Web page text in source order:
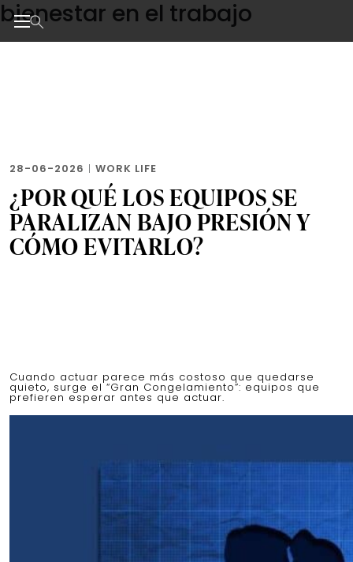
Skip
to
the
bienestar en el trabajo
28-06-2026 | WORK LIFE
¿POR QUÉ LOS EQUIPOS SE
PARALIZAN BAJO PRESIÓN Y
CÓMO EVITARLO?
Cuando actuar parece más costoso que quedarse
quieto, surge el “Gran Congelamiento”: equipos que
prefieren esperar antes que actuar.